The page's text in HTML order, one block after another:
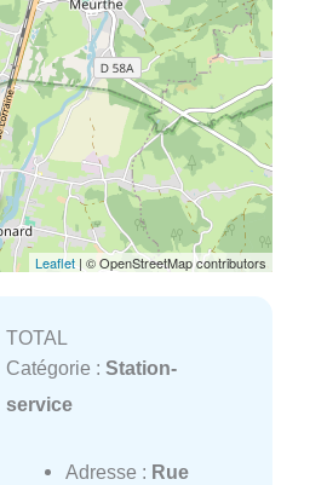
Leaflet| © OpenStreetMap contributors
TOTAL
Catégorie : Station-
service
Adresse : Rue